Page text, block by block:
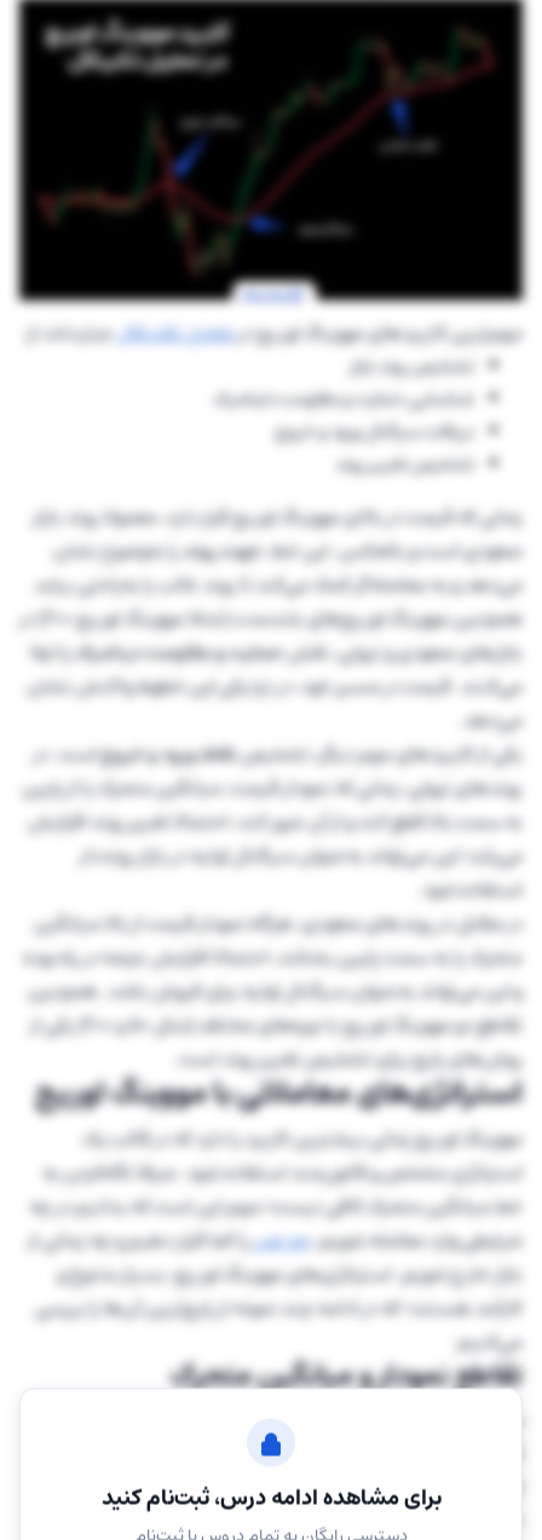
برای مشاهده ادامه درس، ثبت‌نام کنید
مهم‌ترین کاربردهای مووینگ اوریج درتحلیل تکنیکالعبارت‌اند از:
تشخیص روند بازار
شناسایی حمایت و مقاومت داینامیک
دریافت سیگنال ورود و خروج
تشخیص تغییر روند
زمانی که قیمت در بالای مووینگ اوریج قرار دارد، معمولا روند بازار
صعودی است و بالعکس. این خط،جهت روندرا به‌وضوح نشان
می‌دهد و به معامله‌گر کمک می‌کند تا روند غالب را به‌راحتی بیابد.
همچنین مووینگ اوریج‌های بلندمدت (مثلا مووینگ اوریج 200) در
بازارهای صعودی و نزولی، نقشحمایت و مقاومت دینامیکرا ایفا
می‌کنند. قیمت در مسیر خود، در نزدیکی این خطوط واکنش نشان
می‌دهد.
یکی از کاربردهای مهم دیگر، تشخیصنقاط ورود و خروجاست. در
روندهای نزولی، زمانی که نمودار قیمت، میانگین متحرک را از پایین
به سمت بالا قطع کند و از آن عبور کند، احتمالا تغییر روند افزایش
می‎‌یابد؛ این می‌تواند به‌عنوان سیگنال اولیه در بازار رونددار
استفاده شود.
در مقابل در روندهای صعودی، هرگاه نمودار قیمت از بالا میانگین
متحرک را به سمت پایین بشکند، احتمالا افزایش عرضه در راه بوده
و این می‌تواند به‌عنوان سیگنال اولیه برای فروش باشد. همچنین
تقاطع دو مووینگ اوریج با دوره‌های مختلف (مثل 50 و 200) یکی از
روش‌های رایج برای تشخیص تغییر روند است.
استراتژی‌های معاملاتی با مووینگ اوریج
مووینگ اوریج زمانی بیشترین کاربرد را دارد که در قالب یک
استراتژی مشخص و قانون‌مند استفاده شود. صرفا نگاه‌کردن به
خط میانگین متحرک کافی نیست؛ مهم این است که بدانیم در چه
شرایطی وارد معامله شویم،حد ضرررا کجا قرار دهیم و چه زمانی از
بازار خارج شویم. استراتژی‌های مووینگ اوریج، بسیار متنوع و
کارآمد هستند؛ که در ادامه چند نمونه از رایج‌ترین آن‌ها را بررسی
می‌کنیم:
تقاطع نمودار و میانگین متحرک
تقاطع نمودار و میانگین متحرک در کنار سطوح حمایت و مقاومت